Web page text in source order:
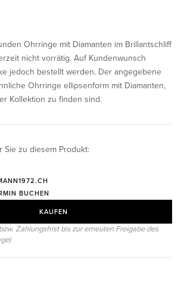
Ohrringe mit Diamanten im Brillantschliff
nicht vorrätig. Auf Kundenwunsch
jedoch bestellt werden. Der angegebene
Ohrringe ellipsenform mit Diamanten,
Kollektion zu finden sind.
Sie zu diesem Produkt:
BUCHEN
KAUFEN
Zahlungsfrist bis zur erneuten Freigabe des